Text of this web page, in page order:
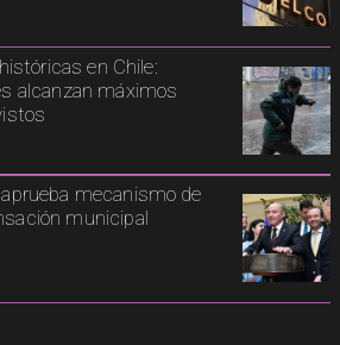
en Chile:
alcanzan máximos
mecanismo de
municipal